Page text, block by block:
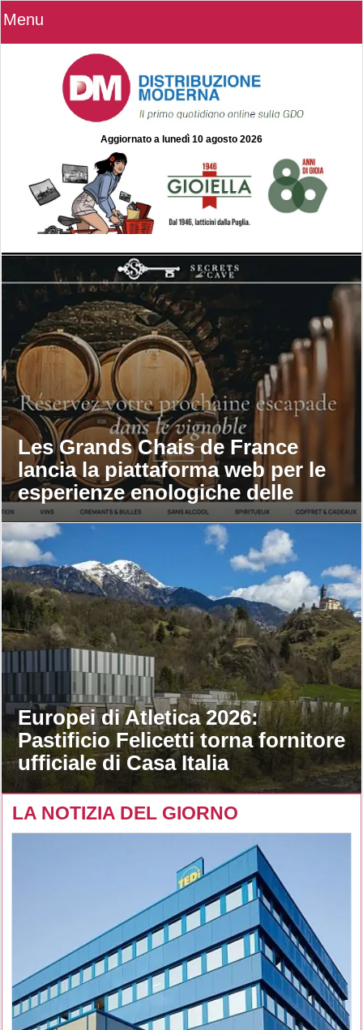
Menu
Aggiornato a lunedì 10 agosto 2026
Les Grands Chais de France
lancia la piattaforma web per le
esperienze enologiche delle
maison
Europei di Atletica 2026:
Pastificio Felicetti torna fornitore
ufficiale di Casa Italia
LA NOTIZIA DEL GIORNO